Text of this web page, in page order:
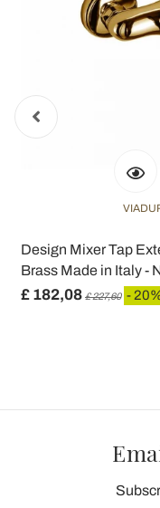
Design Mixer Tap
Brass Made in Italy -
£ 182,08 £ 227,60 -